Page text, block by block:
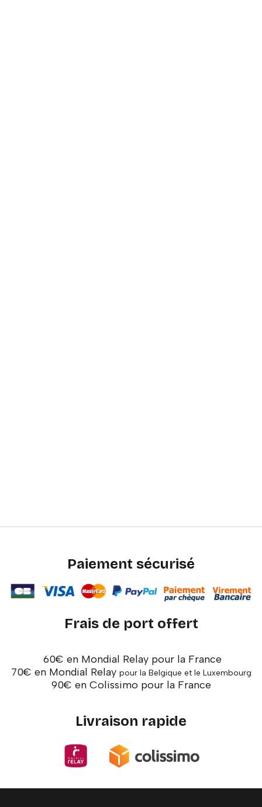
Paiement sécurisé
Frais de port offert
60€ en Mondial Relay pour la France
70€ en Mondial Relay pour la Belgique et le Luxembourg
90€ en Colissimo pour la France
Livraison rapide